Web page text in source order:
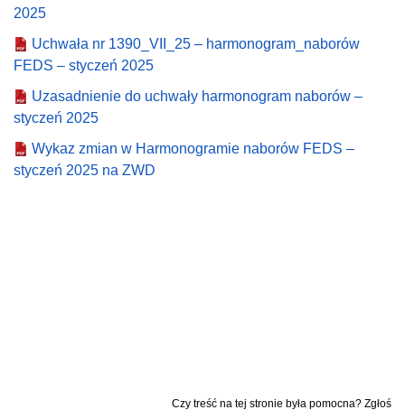
2025
Uchwała nr 1390_VII_25 – harmonogram_naborów
FEDS – styczeń 2025
Uzasadnienie do uchwały harmonogram naborów –
styczeń 2025
Wykaz zmian w Harmonogramie naborów FEDS –
styczeń 2025 na ZWD
Czy treść na tej stronie była pomocna? Zgłoś